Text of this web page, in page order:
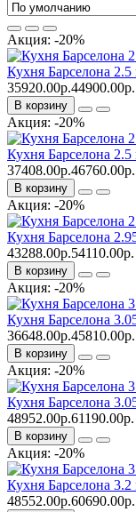
Акция: -20%
Кухня Барселона 2.5
35920.00р.44900.00р.
В корзину
Акция: -20%
Кухня Барселона
37408.00р.46760.00р.
В корзину
Акция: -20%
Кухня Барселона
43288.00р.54110.00р.
В корзину
Акция: -20%
Кухня Барселона
36648.00р.45810.00р.
В корзину
Акция: -20%
Кухня Барселона
48952.00р.61190.00р.
В корзину
Акция: -20%
Кухня Барселона 3.2
48552.00р.60690.00р.